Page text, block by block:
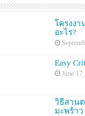
โครงงา
อะไร?
Easy
June
วิธีสาน
มะพร้าว